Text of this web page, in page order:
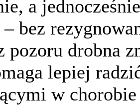
a
– bez
pozoru drobna
lepiej
w